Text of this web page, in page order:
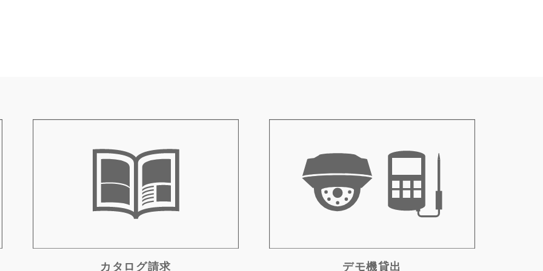
カタログ請求 デモ機貸出